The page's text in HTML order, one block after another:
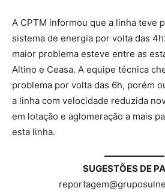
A CPTM informou que a linha teve
sistema de energia por volta das
maior problema esteve entre as
Altino e Ceasa. A equipe técnica
problema por volta das 6h, porém
a linha com velocidade reduzida
em lotação e aglomeração a mais
esta linha.
SUGESTÕES DE